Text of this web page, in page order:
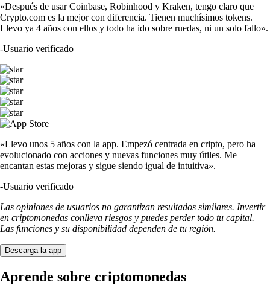
«Después de usar Coinbase, Robinhood y Kraken, tengo claro que
Crypto.com es la mejor con diferencia. Tienen muchísimos tokens.
Llevo ya 4 años con ellos y todo ha ido sobre ruedas, ni un solo fallo».
-Usuario verificado
«Llevo unos 5 años con la app. Empezó centrada en cripto, pero ha
evolucionado con acciones y nuevas funciones muy útiles. Me
encantan estas mejoras y sigue siendo igual de intuitiva».
-Usuario verificado
Las opiniones de usuarios no garantizan resultados similares. Invertir
en criptomonedas conlleva riesgos y puedes perder todo tu capital.
Las funciones y su disponibilidad dependen de tu región.
Descarga la app
Aprende sobre criptomonedas